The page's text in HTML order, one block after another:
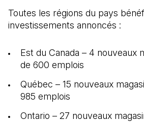
Toutes les régions du pays
investissements annoncés :
Est du Canada – 4 nouveaux
de 600 emplois
Québec – 15 nouveaux
985 emplois
Ontario – 27 nouveaux